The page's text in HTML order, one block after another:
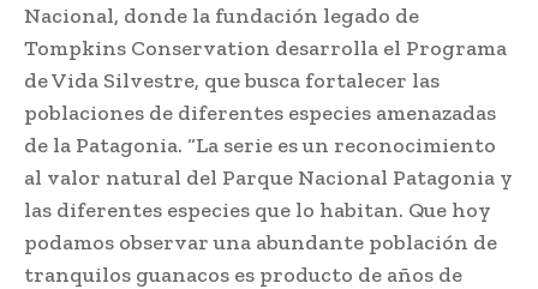
Nacional, donde la fundación legado de
Tompkins Conservation desarrolla el Programa
de Vida Silvestre, que busca fortalecer las
poblaciones de diferentes especies amenazadas
de la Patagonia. “La serie es un reconocimiento
al valor natural del Parque Nacional Patagonia y
las diferentes especies que lo habitan. Que hoy
podamos observar una abundante población de
tranquilos guanacos es producto de años de